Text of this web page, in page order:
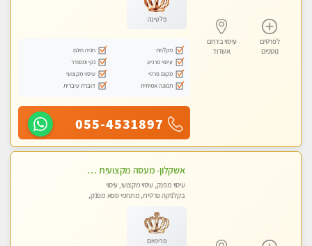
לפרטים
נוספים
עיסוי בדרום
אשדוד
פלטינה
מקלחת
חניה חינם
עיסוי מרגיע
נקי ומסודר
מקום פרטי
עיסוי מקצועי
תמונה אמיתית
דוברת עיברית
055-4531897
אשקלון- מעסה מקצועית חדשה ואיכותית לעיסוי מרגיע ומפנק VIP-מומלץ לחלוטין! פרטי! ​​​​​​ Highly recommended
עיסוי מפנק, עיסוי מקצועי, עיסוי
בקלניקה פרטית, מתחמי ספא מפנק,
טנטרה
פרימיום